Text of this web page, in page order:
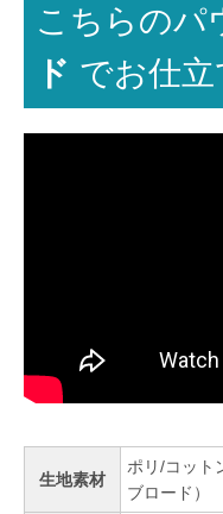
こちらのパ
ド でお仕
生地素材
ポリ/コット
ブロード）